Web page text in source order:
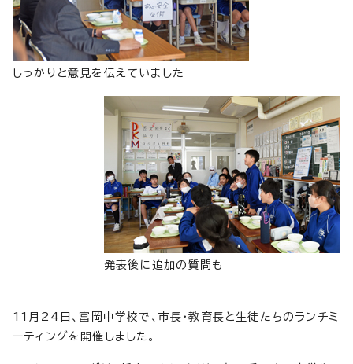
しっかりと意見を伝えていました
発表後に追加の質問も
11月24日、富岡中学校で、市長・教育長と生徒たちのランチミ
ーティングを開催しました。